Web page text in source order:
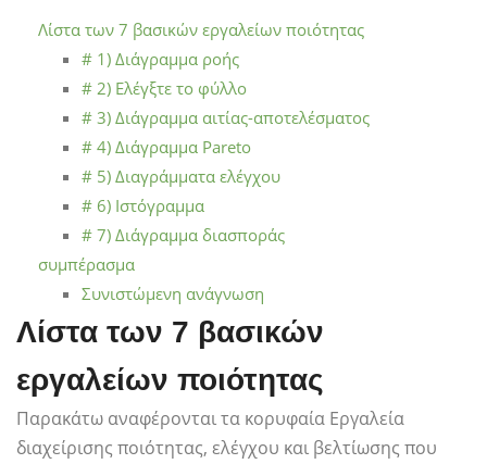
Λίστα των 7 βασικών εργαλείων ποιότητας
# 1) Διάγραμμα ροής
# 2) Ελέγξτε το φύλλο
# 3) Διάγραμμα αιτίας-αποτελέσματος
# 4) Διάγραμμα Pareto
# 5) Διαγράμματα ελέγχου
# 6) Ιστόγραμμα
# 7) Διάγραμμα διασποράς
συμπέρασμα
Συνιστώμενη ανάγνωση
Λίστα των 7 βασικών
εργαλείων ποιότητας
Παρακάτω αναφέρονται τα κορυφαία Εργαλεία
διαχείρισης ποιότητας, ελέγχου και βελτίωσης που